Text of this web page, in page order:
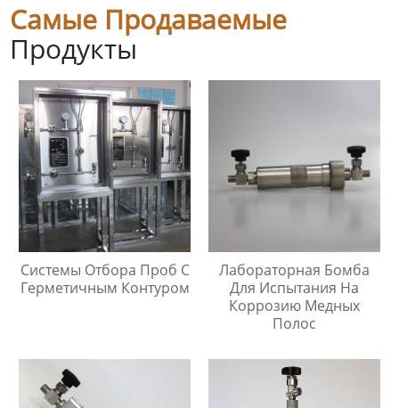
Самые Продаваемые
Продукты
Системы Отбора Проб С
Герметичным Контуром
Лабораторная Бомба
Для Испытания На
Коррозию Медных
Полос